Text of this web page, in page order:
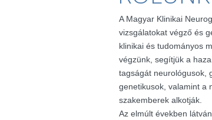
A Magyar Klinikai
vizsgálatokat végző és
klinikai és tudományos
végzünk, segítjük a
tagságát neurológusok,
genetikusok, valamint a
szakemberek alkotják.
Az elmúlt években